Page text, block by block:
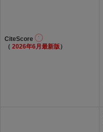
CiteScore
（ 2026年6月最新版 ）